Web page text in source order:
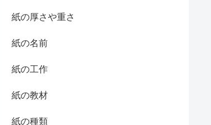
紙の厚さや重さ
紙の名前
紙の工作
紙の教材
紙の種類